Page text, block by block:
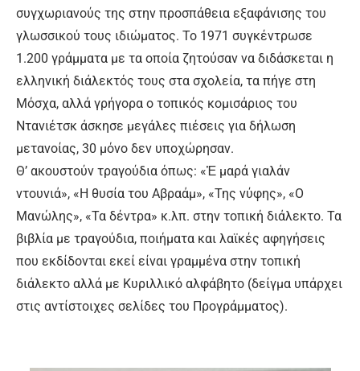
συγχωριανούς της στην προσπάθεια εξαφάνισης του
γλωσσικού τους ιδιώµατος. Το 1971 συγκέντρωσε
1.200 γράµµατα µε τα οποία ζητούσαν να διδάσκεται η
ελληνική διάλεκτός τους στα σχολεία, τα πήγε στη
Μόσχα, αλλά γρήγορα ο τοπικός κοµισάριος του
Ντανιέτσκ άσκησε µεγάλες πιέσεις για δήλωση
µετανοίας, 30 µόνο δεν υποχώρησαν.
Θ’ ακουστούν τραγούδια όπως: «Ἐ µαρά γιαλάν
ντουνιά», «Η θυσία του Αβραάμ», «Της νύφης», «Ο
Μανώλης», «Τα δέντρα» κ.λπ. στην τοπική διάλεκτο. Τα
βιβλία µε τραγούδια, ποιήµατα και λαϊκές αφηγήσεις
που εκδίδονται εκεί είναι γραμμένα στην τοπική
διάλεκτο αλλά µε Κυριλλικό αλφάβητο (δείγµα υπάρχει
στις αντίστοιχες σελίδες του Προγράμματος).